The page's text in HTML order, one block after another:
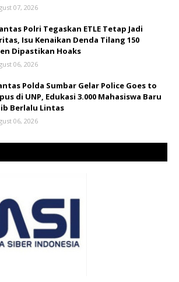
07, 2026
Polri Tegaskan ETLE Tetap Jadi
Isu Kenaikan Denda Tilang 150
Dipastikan Hoaks
06, 2026
Polda Sumbar Gelar Police Goes to
di UNP, Edukasi 3.000 Mahasiswa Baru
Berlalu Lintas
06, 2026